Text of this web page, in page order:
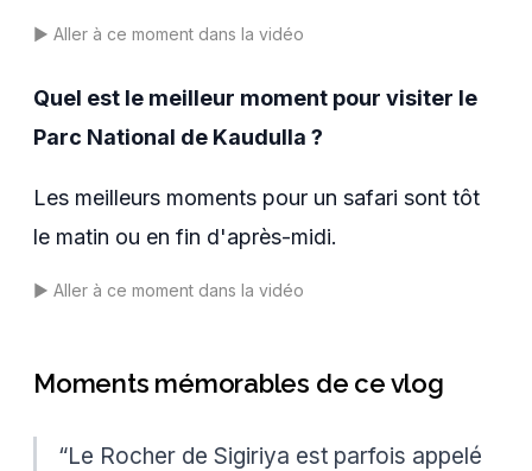
▶️ Aller à ce moment dans la vidéo
Quel est le meilleur moment pour visiter le
Parc National de Kaudulla ?
Les meilleurs moments pour un safari sont tôt
le matin ou en fin d'après-midi.
▶️ Aller à ce moment dans la vidéo
Moments mémorables de ce vlog
“Le Rocher de Sigiriya est parfois appelé